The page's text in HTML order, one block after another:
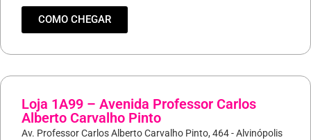
COMO CHEGAR
Loja 1A99 – Avenida Professor Carlos
Alberto Carvalho Pinto
Av. Professor Carlos Alberto Carvalho Pinto, 464 - Alvinópolis